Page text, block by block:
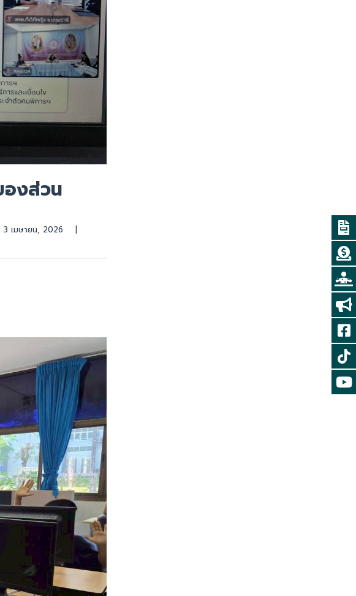
องส่วน
3 เมษายน, 2026